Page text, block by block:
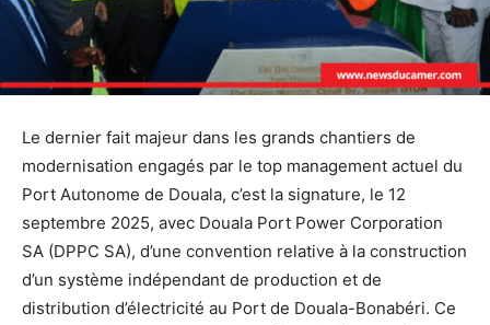
Le dernier fait majeur dans les grands chantiers de
modernisation engagés par le top management actuel du
Port Autonome de Douala, c’est la signature, le 12
septembre 2025, avec Douala Port Power Corporation
SA (DPPC SA), d’une convention relative à la construction
d’un système indépendant de production et de
distribution d’électricité au Port de Douala-Bonabéri. Ce